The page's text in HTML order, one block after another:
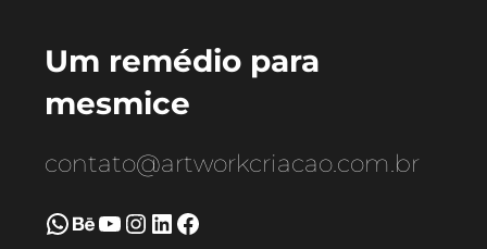
Um remédio para
mesmice
contato@artworkcriacao.com.br
WhatsApp Behance Youtube Instagram LinkedIn Facebook